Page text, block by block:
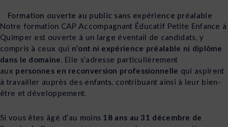
Formation ouverte au public sans expérience préalable
Notre formation CAP Accompagnant Éducatif Petite Enfance à
Quimper est ouverte à un large éventail de candidats, y
compris à ceux qui n’ont ni expérience préalable ni diplôme
dans le domaine. Elle s’adresse particulièrement
aux personnes en reconversion professionnelle qui aspirent
à travailler auprès des enfants, contribuant ainsi à leur bien-
être et développement.
Si vous êtes âgé d’au moins 18 ans au 31 décembre de